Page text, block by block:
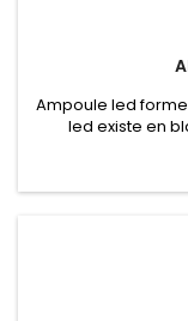
Ampoule led
led existe en
permettra d'avoir